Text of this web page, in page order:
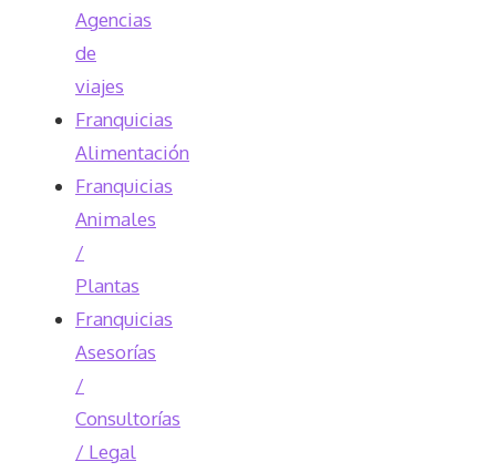
Agencias
de
viajes
Franquicias
Alimentación
Franquicias
Animales
/
Plantas
Franquicias
Asesorías
/
Consultorías
/ Legal